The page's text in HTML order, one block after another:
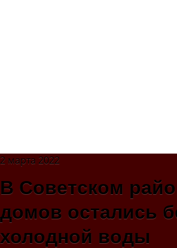
2 марта 2022
В Советском
домов остались
холодной воды